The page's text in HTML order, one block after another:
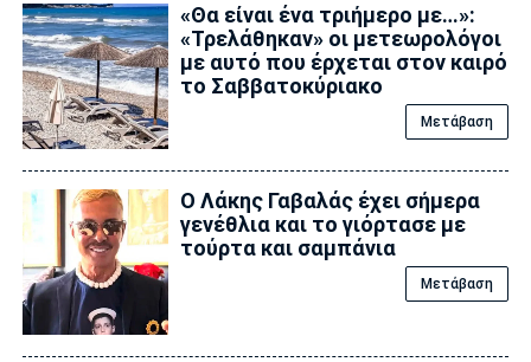
«Θα είναι ένα τριήμερο με…»:
«Τρελάθηκαν» οι μετεωρολόγοι
με αυτό που έρχεται στον καιρό
το Σαββατοκύριακο
Μετάβαση
Ο Λάκης Γαβαλάς έχει σήμερα
γενέθλια και το γιόρτασε με
τούρτα και σαμπάνια
Μετάβαση